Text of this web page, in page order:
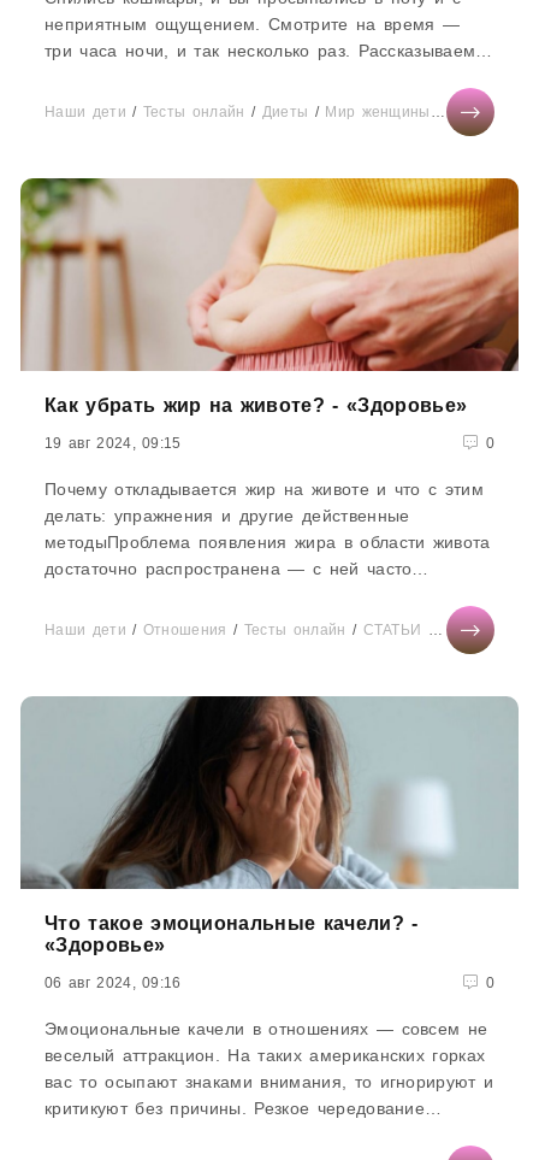
неприятным ощущением. Смотрите на время —
три часа ночи, и так несколько раз. Рассказываем,
Наши дети / Тесты онлайн / Диеты / Мир женщины /Бизнес
Как убрать жир на животе? - «Здоровье»
19 авг 2024, 09:15 0
Почему откладывается жир на животе и что с этим
делать: упражнения и другие действенные
методыПроблема появления жира в области живота
достаточно распространена — с ней часто
Наши дети / Отношения / Тесты онлайн / СТАТЬИ Сонник/
Что такое эмоциональные качели? -
«Здоровье»
06 авг 2024, 09:16 0
Эмоциональные качели в отношениях — совсем не
веселый аттракцион. На таких американских горках
вас то осыпают знаками внимания, то игнорируют и
критикуют без причины. Резкое чередование